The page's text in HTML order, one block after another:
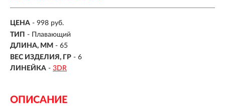
ЦЕНА - 998 руб.
ТИП - Плавающий
ДЛИНА, ММ - 65
ВЕС ИЗДЕЛИЯ, ГР - 6
ЛИНЕЙКА - 3DR
ОПИСАНИЕ